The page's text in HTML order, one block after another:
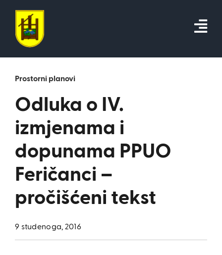
content
Prostorni planovi
Odluka o IV.
izmjenama i
dopunama PPUO
Feričanci –
pročišćeni tekst
9 studenoga, 2016